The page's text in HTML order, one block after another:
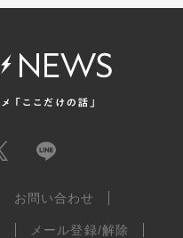
お問い合わせ
メール登録/解除